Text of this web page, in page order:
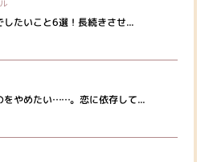
たいこと6選！長続きさせ...
をやめたい……。恋に依存して...